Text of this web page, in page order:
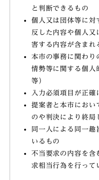
と判断できるもの
個人又は団体等に対
反した内容や個人又
害する内容が含まれ
本市の事務に関わり
情勢等に関する個人
等）
入力必須項目が正確
提案者と本市におい
のや判決により終局
同一人による同一趣
いるもの
不当要求の内容を含
求相当行為を行って